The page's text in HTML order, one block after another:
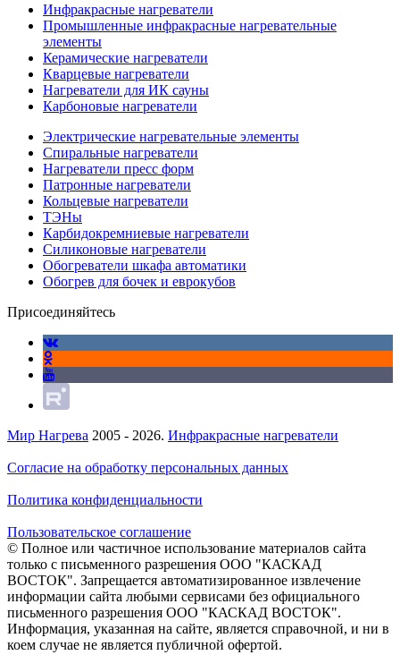
Инфракрасные нагреватели
Промышленные инфракрасные нагревательные
элементы
Керамические нагреватели
Кварцевые нагреватели
Нагреватели для ИК сауны
Карбоновые нагреватели
Электрические нагревательные элементы
Спиральные нагреватели
Нагреватели пресс форм
Патронные нагреватели
Кольцевые нагреватели
ТЭНы
Карбидокремниевые нагреватели
Силиконовые нагреватели
Обогреватели шкафа автоматики
Обогрев для бочек и еврокубов
Присоединяйтесь
Мир Нагрева 2005 - 2026. Инфракрасные нагреватели
Согласие на обработку персональных данных
Политика конфиденциальности
Пользовательское соглашение
© Полное или частичное использование материалов сайта
только с письменного разрешения ООО "КАСКАД
ВОСТОК". Запрещается автоматизированное извлечение
информации сайта любыми сервисами без официального
письменного разрешения ООО "КАСКАД ВОСТОК".
Информация, указанная на сайте, является справочной, и ни в
коем случае не является публичной офертой.